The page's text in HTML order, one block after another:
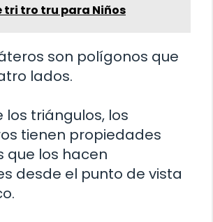
tri tro tru para Niños
son polígonos que
lados.
los triángulos, los
tienen propiedades
que los hacen
desde el punto de vista